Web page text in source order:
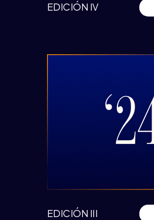
EDICIÓN IV
EDICIÓN III